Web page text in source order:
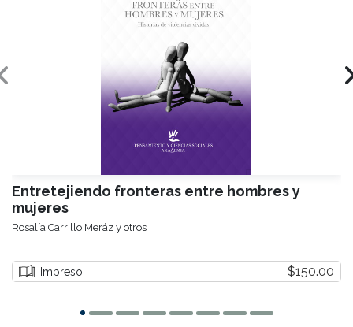
Entretejiendo fronteras entre hombres y
mujeres
Rosalía Carrillo Meráz y otros
Impreso $150.00